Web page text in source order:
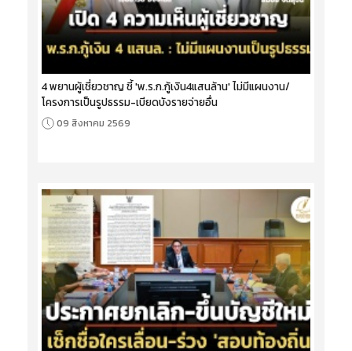
4 พยานผู้เชี่ยวชาญ ชี้ 'พ.ร.ก.กู้เงิน4แสนล้าน' ไม่มีแผนงาน/
โครงการเป็นรูปธรรม-เบียดบังรายจ่ายอื่น
09 สิงหาคม 2569